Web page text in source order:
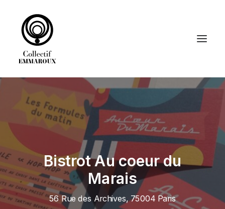
ACCUEIL
DÉCORATION
LE COLLECTIF EMMAROUX
RECHERCHE
Bistrot Au coeur du
Marais
56 Rue des Archives, 75004 Paris